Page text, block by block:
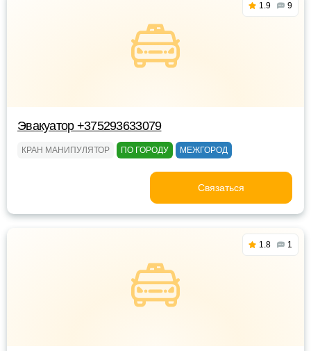
1.9 9
Эвакуатор +375293633079
КРАН МАНИПУЛЯТОР ПО ГОРОДУ МЕЖГОРОД
Связаться
1.8 1